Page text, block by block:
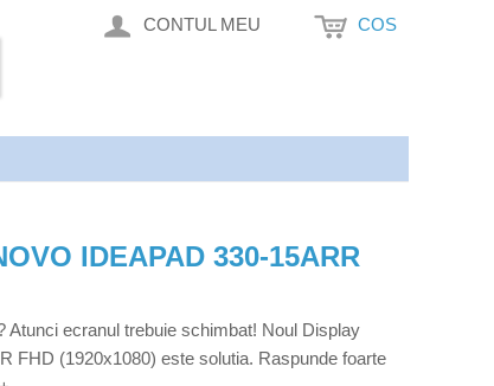
CONTUL MEU COS
IDEAPAD 330-15ARR
Atunci ecranul trebuie schimbat! Noul Display
FHD (1920x1080) este solutia. Raspunde foarte